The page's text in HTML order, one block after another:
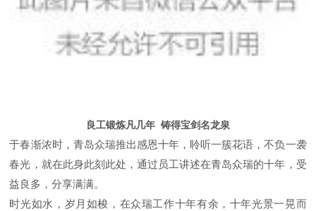
良工锻炼凡几年 铸得宝剑名龙泉
于春渐浓时，青岛众瑞推出感恩十年，聆听一簇花语，不负一袭
春光，就在此身此刻此处，通过员工讲述在青岛众瑞的十年，受
益良多，分享满满。
时光如水，岁月如梭，在众瑞工作十年有余，十年光景一晃而